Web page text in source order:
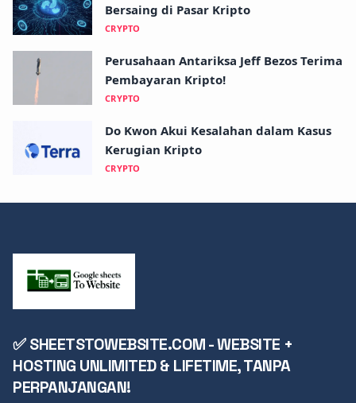
Bersaing di Pasar Kripto
CRYPTO
Perusahaan Antariksa Jeff Bezos Terima
Pembayaran Kripto!
CRYPTO
Do Kwon Akui Kesalahan dalam Kasus
Kerugian Kripto
CRYPTO
✅ SHEETSTOWEBSITE.COM - WEBSITE +
HOSTING UNLIMITED & LIFETIME, TANPA
PERPANJANGAN!